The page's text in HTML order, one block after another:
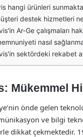
hangi ürünleri
destek hizmetleri
Ar-Ge çalışmaları
nasıl
sektördeki rekabet
Mükemmel
önde gelen
ve bilgi
dikkat çekmektedir.